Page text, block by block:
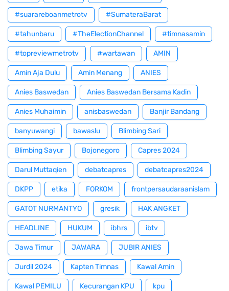
#suarareboanmetrotv #SumateraBarat
#tahunbaru #TheElectionChannel #timnasamin
#topreviewmetrotv #wartawan AMIN
Amin Aja Dulu Amin Menang ANIES
Anies Baswedan Anies Baswedan Bersama Kadin
Anies Muhaimin anisbaswedan Banjir Bandang
banyuwangi bawaslu Blimbing Sari
Blimbing Sayur Bojonegoro Capres 2024
Darul Muttaqien debatcapres debatcapres2024
DKPP etika FORKOM frontpersaudaraanislam
GATOT NURMANTYO gresik HAK ANGKET
HEADLINE HUKUM ibhrs ibtv
Jawa Timur JAWARA JUBIR ANIES
Jurdil 2024 Kapten Timnas Kawal Amin
Kawal PEMILU Kecurangan KPU kpu